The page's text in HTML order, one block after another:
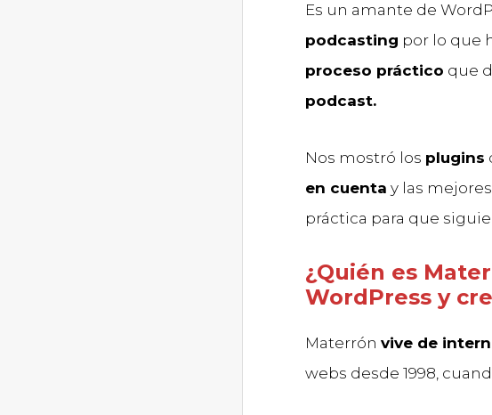
Es un amante de
podcasting por lo que
proceso práctico que
podcast.
Nos mostró los plugins
en cuenta y las
práctica para que
¿Quién es
WordPress y
Materrón vive de
webs desde 1998,